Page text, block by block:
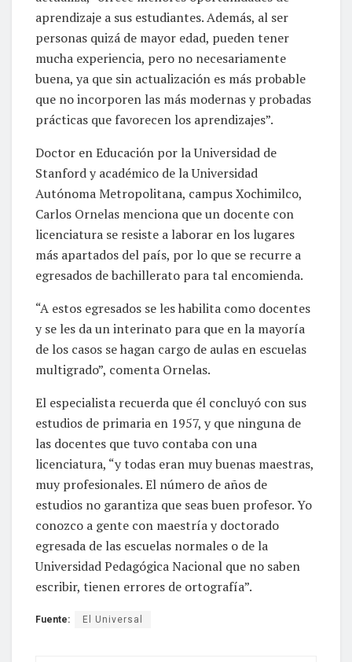
aprendizaje a sus estudiantes. Además, al ser
personas quizá de mayor edad, pueden tener
mucha experiencia, pero no necesariamente
buena, ya que sin actualización es más probable
que no incorporen las más modernas y probadas
prácticas que favorecen los aprendizajes”.
Doctor en Educación por la Universidad de
Stanford y académico de la Universidad
Autónoma Metropolitana, campus Xochimilco,
Carlos Ornelas menciona que un docente con
licenciatura se resiste a laborar en los lugares
más apartados del país, por lo que se recurre a
egresados de bachillerato para tal encomienda.
“A estos egresados se les habilita como docentes
y se les da un interinato para que en la mayoría
de los casos se hagan cargo de aulas en escuelas
multigrado”, comenta Ornelas.
El especialista recuerda que él concluyó con sus
estudios de primaria en 1957, y que ninguna de
las docentes que tuvo contaba con una
licenciatura, “y todas eran muy buenas maestras,
muy profesionales. El número de años de
estudios no garantiza que seas buen profesor. Yo
conozco a gente con maestría y doctorado
egresada de las escuelas normales o de la
Universidad Pedagógica Nacional que no saben
escribir, tienen errores de ortografía”.
Fuente: El Universal